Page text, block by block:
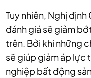
Tuy nhiên, Nghị
đánh giá sẽ giảm
trên. Bởi khi những
sẽ giúp giảm áp lực
nghiệp bất động